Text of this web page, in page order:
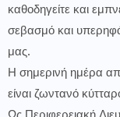
καθοδηγείτε και
σεβασμό και
μας.
Η σημερινή ημέρα
είναι ζωντανό